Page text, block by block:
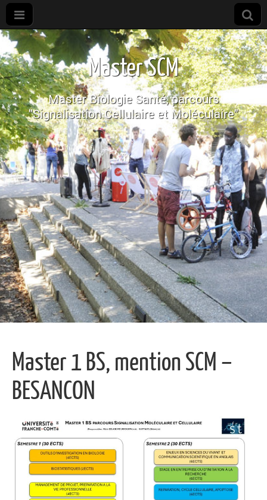
M2R
SCM
Master SCM
Master Biologie Santé, parcours
"Signalisation Cellulaire et Moléculaire"
Master 1 BS, mention SCM –
BESANCON